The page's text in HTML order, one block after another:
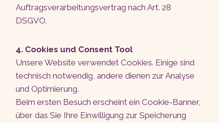
Auftragsverarbeitungsvertrag nach Art. 28
DSGVO.
4. Cookies und Consent Tool
Unsere Website verwendet Cookies. Einige sind
technisch notwendig, andere dienen zur Analyse
und Optimierung.
Beim ersten Besuch erscheint ein Cookie-Banner,
über das Sie Ihre Einwilligung zur Speicherung